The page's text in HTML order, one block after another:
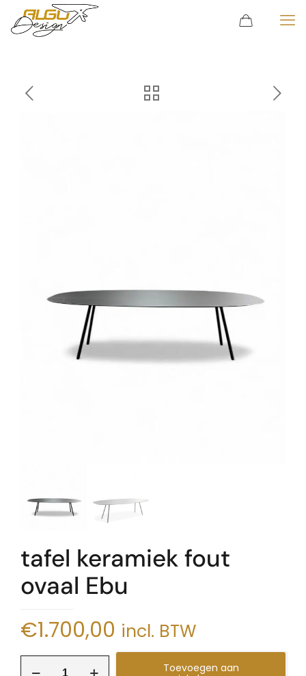
tafel keramiek fout
ovaal Ebu
€1.700,00 incl. BTW
Toevoegen aan